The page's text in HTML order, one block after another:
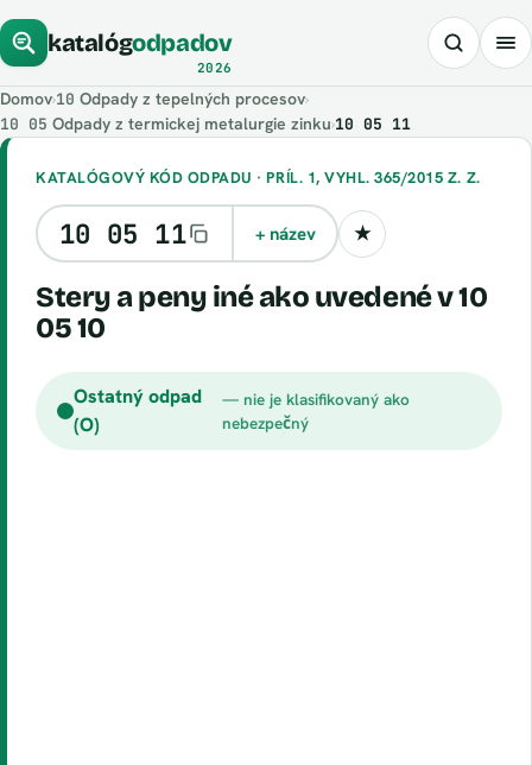
katalógodpadov
2026
Domov›10 Odpady z tepelných procesov›
10 05 Odpady z termickej metalurgie zinku›10 05 11
KATALÓGOVÝ KÓD ODPADU · PRÍL. 1, VYHL. 365/2015 Z. Z.
10 05 11 + název ★Uložiť kód
stery a peny iné ako uvedené v 10
05 10
Ostatný odpad
(O)
— nie je klasifikovaný ako
nebezpečný